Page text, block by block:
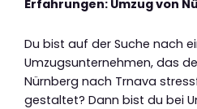
Erfahrungen: Umzug von
Du bist auf der Suche nach
Umzugsunternehmen, das
Nürnberg nach Trnava
gestaltet? Dann bist du bei